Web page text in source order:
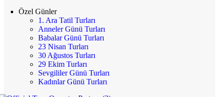
Özel Günler
1. Ara Tatil Turları
Anneler Günü Turları
Babalar Günü Turları
23 Nisan Turları
30 Ağustos Turları
29 Ekim Turları
Sevgililer Günü Turları
Kadınlar Günü Turları